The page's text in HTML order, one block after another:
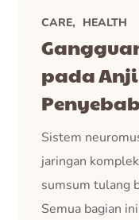
CARE HEALTH
pada
Penyebab
Sistem
jaringan
sumsum tulang
Semua bagian